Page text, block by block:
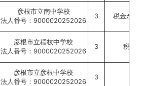
彦根市立南中学校
法人番号：9000020252026
3 税金が
彦根市立稲枝中学校
法人番号：9000020252026
3 税に
彦根市立彦根中学校
法人番号：9000020252026
3